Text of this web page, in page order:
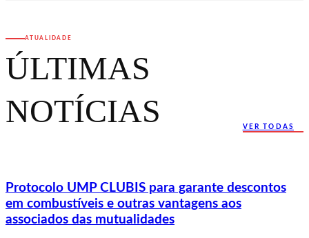
ATUALIDADE
ÚLTIMAS
NOTÍCIAS
VER TODAS
Protocolo UMP CLUBIS para garante descontos
em combustíveis e outras vantagens aos
associados das mutualidades